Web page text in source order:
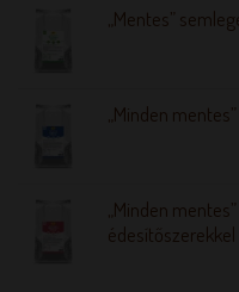
„Mentes”
„Minden
„Minden
édesítőszerekkel